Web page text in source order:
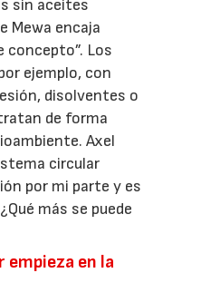
sin aceites
Mewa encaja
Los
ejemplo, con
disolventes o
de forma
Axel
circular
por mi parte y es
más se puede
empieza en la